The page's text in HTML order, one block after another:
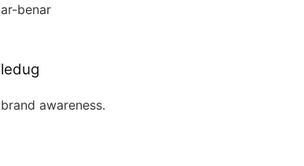
benar
awareness.